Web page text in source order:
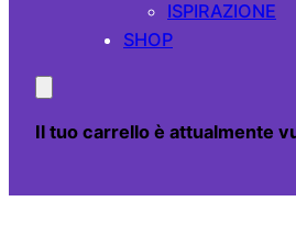
ISPIRAZIONE
SHOP
Il tuo carrello è attualmente